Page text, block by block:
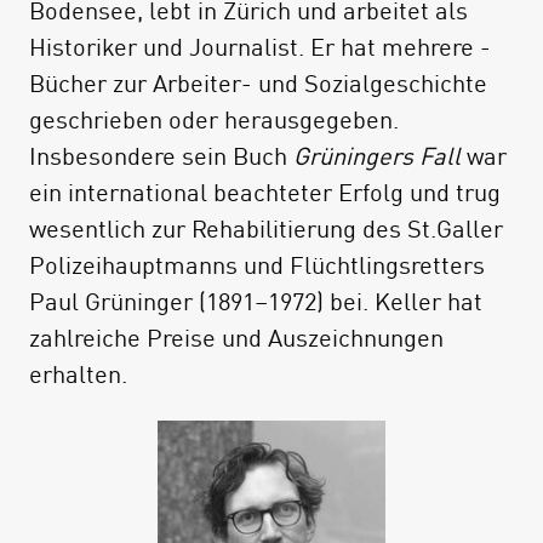
Entwicklungen, soziale Konflikte,
geopolitische Strategien, Industrialisierung
und Deindustrialisierung, Bürgertum,
Bauernstand und Arbeiterschaft für diesen
militärischen Ort? Wie lebten Armee und
Volk in Frauenfeld zusammen? Und wie geht
es nun mit der Kaserne weiter? Was
bedeutet das Ende der militärischen
Präsenz in den Innenstädten? Dieses Buch
beschreibt eine Epoche schweizerischer
Militär- und Sozialgeschichte an einem
Mit Beiträgen unter anderem von Hansjörg
Brem, Bettina Hedinger, Hansjörg Höhener,
Bodensee, lebt in Zürich und arbeitet als
Historiker und Journalist. Er hat mehrere ­
Bücher zur Arbeiter- und Sozialgeschichte
geschrieben oder herausgegeben.
Insbesondere sein Buch Grüningers Fallwar
ein international beachteter Erfolg und trug
wesentlich zur Rehabilitierung des St.Galler
Polizeihauptmanns und Flüchtlingsretters
Paul Grüninger (1891–1972) bei. Keller hat
zahlreiche Preise und Auszeichnungen
erhalten.